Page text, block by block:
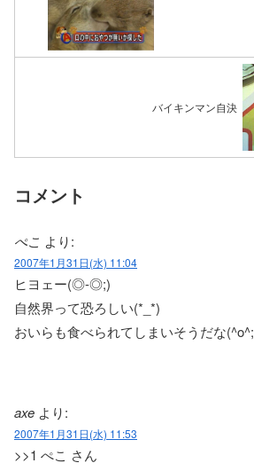
バイキンマン自決
コメント
ぺこ より:
2007年1月31日(水) 11:04
ヒヨェー(◎-◎;)
自然界って恐ろしい(*_*)
おいらも食べられてしまいそうだな(^o^;
axe より:
2007年1月31日(水) 11:53
>>1 ぺこ さん